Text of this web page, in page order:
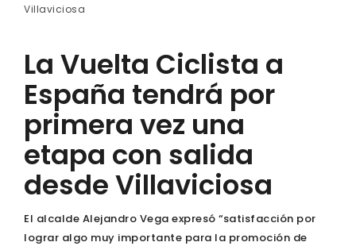
Villaviciosa
La Vuelta Ciclista a
España tendrá por
primera vez una
etapa con salida
desde Villaviciosa
El alcalde Alejandro Vega expresó “satisfacción por
lograr algo muy importante para la promoción de